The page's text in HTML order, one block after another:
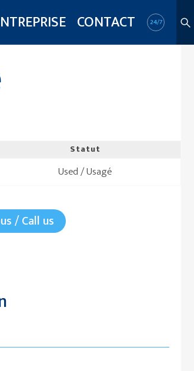
24/7
CONTACT
Statut
Used / Usagé
/ Call us